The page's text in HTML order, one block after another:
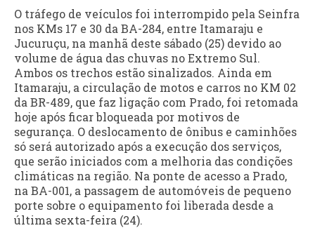
O tráfego de veículos foi interrompido pela Seinfra
nos KMs 17 e 30 da BA-284, entre Itamaraju e
Jucuruçu, na manhã deste sábado (25) devido ao
volume de água das chuvas no Extremo Sul.
Ambos os trechos estão sinalizados. Ainda em
Itamaraju, a circulação de motos e carros no KM 02
da BR-489, que faz ligação com Prado, foi retomada
hoje após ficar bloqueada por motivos de
segurança. O deslocamento de ônibus e caminhões
só será autorizado após a execução dos serviços,
que serão iniciados com a melhoria das condições
climáticas na região. Na ponte de acesso a Prado,
na BA-001, a passagem de automóveis de pequeno
porte sobre o equipamento foi liberada desde a
última sexta-feira (24).